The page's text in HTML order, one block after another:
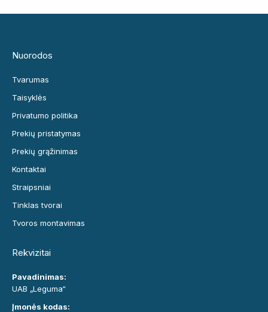
Nuorodos
Tvarumas
Taisyklės
Privatumo politika
Prekių pristatymas
Prekių grąžinimas
Kontaktai
Straipsniai
Tinklas tvorai
Tvoros montavimas
Rekvizitai
Pavadinimas:
UAB „Leguma“
Įmonės kodas: